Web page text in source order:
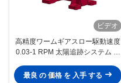
ビデオ
高精度ワームギアスロー駆動速度
0.03-1 RPM 太陽追跡システム 精
最良 の 価格 を 入手 する